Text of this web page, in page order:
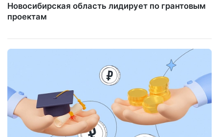
Новосибирская область лидирует по грантовым
проектам